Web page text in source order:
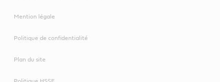
Mention légale
Politique de confidentialité
Plan du site
Politique HSSE